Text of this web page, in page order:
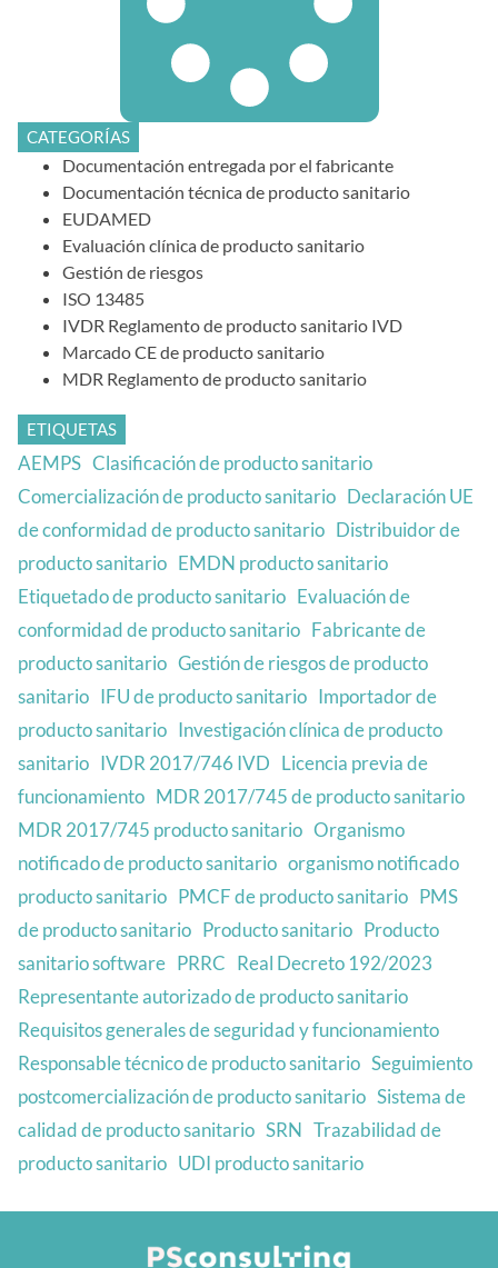
CATEGORÍAS
Documentación entregada por el fabricante
Documentación técnica de producto sanitario
EUDAMED
Evaluación clínica de producto sanitario
Gestión de riesgos
ISO 13485
IVDR Reglamento de producto sanitario IVD
Marcado CE de producto sanitario
MDR Reglamento de producto sanitario
ETIQUETAS
AEMPS Clasificación de producto sanitario
Comercialización de producto sanitario Declaración UE
de conformidad de producto sanitario Distribuidor de
producto sanitario EMDN producto sanitario
Etiquetado de producto sanitario Evaluación de
conformidad de producto sanitario Fabricante de
producto sanitario Gestión de riesgos de producto
sanitario IFU de producto sanitario Importador de
producto sanitario Investigación clínica de producto
sanitario IVDR 2017/746 IVD Licencia previa de
funcionamiento MDR 2017/745 de producto sanitario
MDR 2017/745 producto sanitario Organismo
notificado de producto sanitario organismo notificado
producto sanitario PMCF de producto sanitario PMS
de producto sanitario Producto sanitario Producto
sanitario software PRRC Real Decreto 192/2023
Representante autorizado de producto sanitario
Requisitos generales de seguridad y funcionamiento
Responsable técnico de producto sanitario Seguimiento
postcomercialización de producto sanitario Sistema de
calidad de producto sanitario SRN Trazabilidad de
producto sanitario UDI producto sanitario